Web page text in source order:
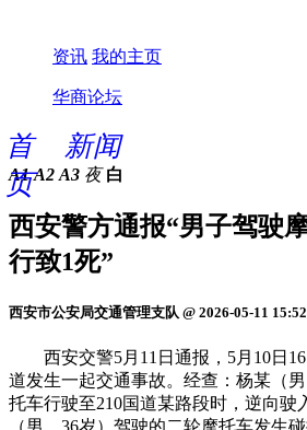
资讯 我的主页
华商论坛
首
页
新闻
A1 A2 A3 夜 白
西安警方通报“男子驾驶
行致1死”
西安市公安局交通管理支队 @ 2026-05-11
西安交警5月11日通报，5月10日
道发生一起交通事故。经查：杨某（
托车行驶至210国道某路段时，逆向驶